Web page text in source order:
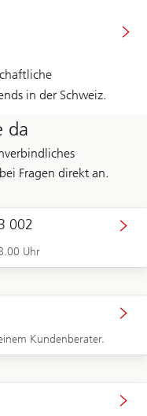
in der Schweiz.
da
Fragen direkt an.
002
Uhr
Kundenberater.